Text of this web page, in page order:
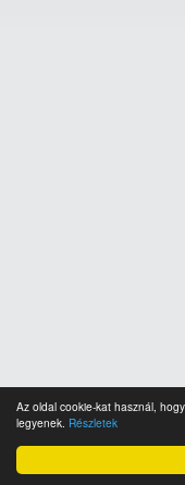
Az oldal cookie-kat használ,
legyenek. Részletek